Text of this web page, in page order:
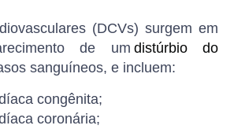
(DCVs) surgem em
de um distúrbio do
sanguíneos, e incluem:
congênita;
coronária;